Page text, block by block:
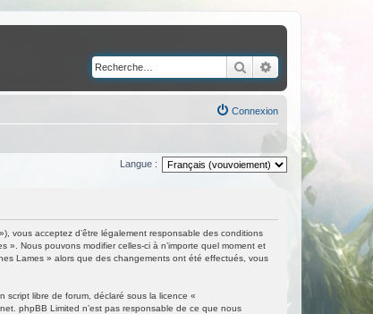
Rechercher
Connexion
Langue :
vous acceptez d’être légalement responsable des conditions
». Nous pouvons modifier celles-ci à n’importe quel moment et
Lames » alors que des changements ont été effectués, vous
libre de forum, déclaré sous la licence «
phpBB Limited n’est pas responsable de ce que nous